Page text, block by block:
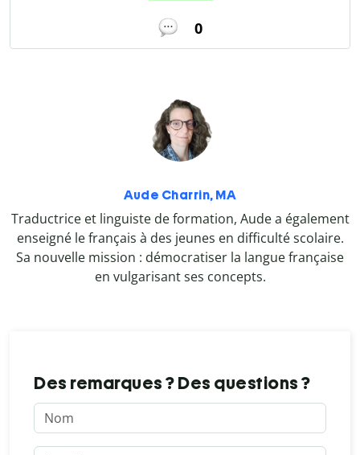
0
Aude Charrin, MA
Traductrice et linguiste de formation, Aude a également
enseigné le français à des jeunes en difficulté scolaire.
Sa nouvelle mission : démocratiser la langue française
en vulgarisant ses concepts.
Des remarques ? Des questions ?